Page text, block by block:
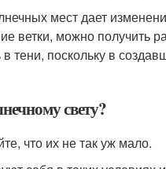
мест дает
ветки, можно получить
тени, поскольку в
свету?
что их не так уж мало.